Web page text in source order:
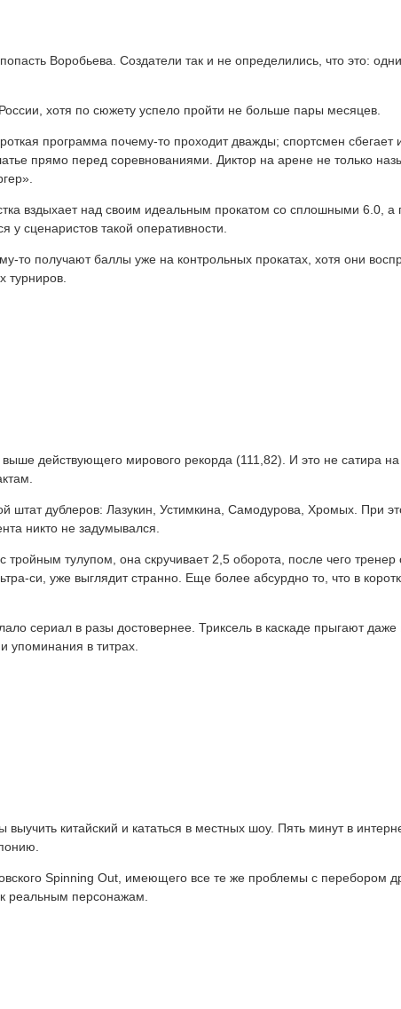
Воробьева. Создатели так и не определились, что это:
хотя по сюжету успело пройти не больше пары месяцев.
программа почему-то проходит дважды; спортсмен сбегает
прямо перед соревнованиями. Диктор на арене не только
вздыхает над своим идеальным прокатом со сплошными 6.0,
у сценаристов такой оперативности.
то получают баллы уже на контрольных прокатах, хотя они
турниров.
действующего мирового рекорда (111,82). И это не сатира
штат дублеров: Лазукин, Устимкина, Самодурова, Хромых. При
никто не задумывался.
тулупом, она скручивает 2,5 оборота, после чего
си, уже выглядит странно. Еще более абсурдно то, что в
сериал в разы достовернее. Триксель в каскаде прыгают
упоминания в титрах.
китайский и кататься в местных шоу. Пять минут в
Spinning Out, имеющего все те же проблемы с перебором
реальным персонажам.